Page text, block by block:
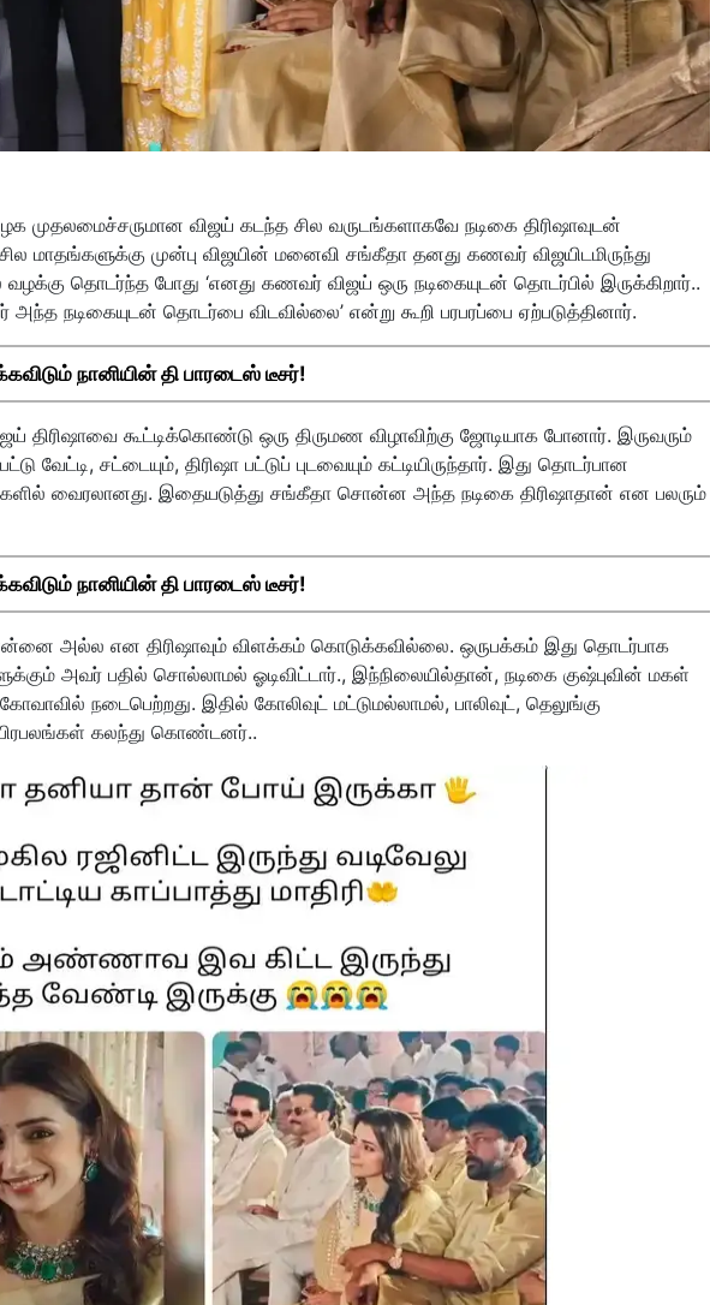
முதலமைச்சருமான விஜய் கடந்த சில வருடங்களாகவே நடிகை திரிஷாவுடன்
மாதங்களுக்கு முன்பு விஜயின் மனைவி சங்கீதா தனது கணவர் விஜயிடமிருந்து
வழக்கு தொடர்ந்த போது ‘எனது கணவர் விஜய் ஒரு நடிகையுடன் தொடர்பில் இருக்கிறார்..
நடிகையுடன் தொடர்பை விடவில்லை’ என்று கூறி பரபரப்பை ஏற்படுத்தினார்.
நானியின் தி பாரடைஸ் டீசர்!
திரிஷாவை கூட்டிக்கொண்டு ஒரு திருமண விழாவிற்கு ஜோடியாக போனார். இருவரும்
வேட்டி, சட்டையும், திரிஷா பட்டுப் புடவையும் கட்டியிருந்தார். இது தொடர்பான
வைரலானது. இதையடுத்து சங்கீதா சொன்ன அந்த நடிகை திரிஷாதான் என பலரும்
நானியின் தி பாரடைஸ் டீசர்!
அல்ல என திரிஷாவும் விளக்கம் கொடுக்கவில்லை. ஒருபக்கம் இது தொடர்பாக
அவர் பதில் சொல்லாமல் ஓடிவிட்டார்., இந்நிலையில்தான், நடிகை குஷ்புவின் மகள்
நடைபெற்றது. இதில் கோலிவுட் மட்டுமல்லாமல், பாலிவுட், தெலுங்கு
பிரபலங்கள் கலந்து கொண்டனர்..